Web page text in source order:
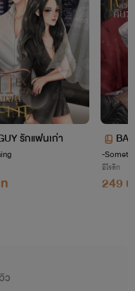
ย-ฝุ่น)
(นาวิน-ผ้าแพร)
าน-วาคีน)
-อันนา)
กรบ-มีอา)
วีน-โนอาห์)
ปง-เพตรา)
คริสตัล)
ลูแปง-ทิชา)
รักแฟนเก่า
-
อีโรติก
249
ว